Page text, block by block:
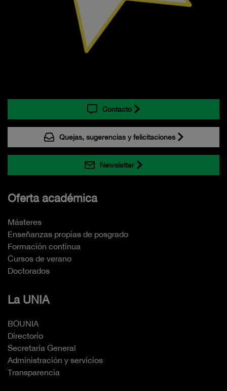
Contacto
Quejas, sugerencias y felicitaciones
Newsletter
Oferta académica
Másteres
Enseñanzas propias de posgrado
Formación continua
Cursos de verano
Doctorados
La UNIA
BOUNIA
Directorio
Secretaría General
Administración y servicios
Transparencia